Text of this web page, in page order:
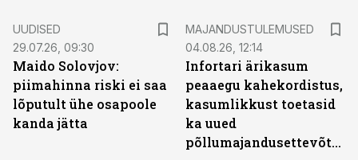
UUDISED
29.07.26, 09:30
Maido Solovjov:
piimahinna riski ei saa
lõputult ühe osapoole
kanda jätta
MAJANDUSTULEMUSED
04.08.26, 12:14
Infortari ärikasum
peaaegu kahekordistus,
kasumlikkust toetasid
ka uued
põllumajandusettevõtted